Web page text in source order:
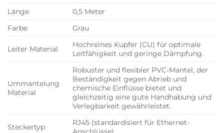
Länge
0,5 Meter
Farbe
Grau
Leiter Material
Hochreines Kupfer (CU) für optimale
Leitfähigkeit und geringe Dämpfung.
Ummantelung
Material
Robuster und flexibler PVC-Mantel, der
Beständigkeit gegen Abrieb und
chemische Einflüsse bietet und
gleichzeitig eine gute Handhabung und
Verlegbarkeit gewährleistet.
Steckertyp
RJ45 (standardisiert für Ethernet-